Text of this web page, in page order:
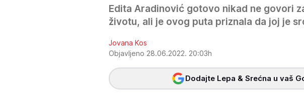
Edita Aradinović gotovo nikad ne govori
životu, ali je ovog puta priznala da joj je
Jovana Kos
Objavljeno 28.06.2022. 20:03h
Dodajte Lepa & Srećna u vaš